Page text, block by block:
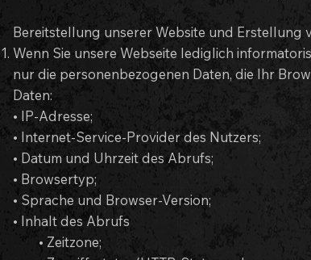
Bereitstellung unserer Website und Erstellung
Wenn Sie unsere Webseite lediglich
nur die personenbezogenen Daten, die Ihr
Daten:
• IP-Adresse;
• Internet-Service-Provider des Nutzers;
• Datum und Uhrzeit des Abrufs;
• Browsertyp;
• Sprache und Browser-Version;
• Inhalt des Abrufs
• Zeitzone;